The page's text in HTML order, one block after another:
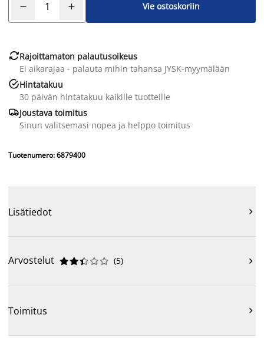
Vie ostoskoriin
Rajoittamaton palautusoikeus
Ei aikarajaa - palauta mihin tahansa JYSK-myymälään
Hintatakuu
30 päivän hintatakuu kaikille tuotteille
Joustava toimitus
Sinun valitsemasi nopea ja helppo toimitus
Tuotenumero: 6879400
Lisätiedot 
Arvostelut 




 (5) 
Toimitus 